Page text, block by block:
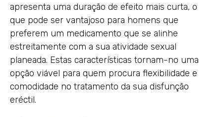
apresenta uma duração de efeito mais curta, o
que pode ser vantajoso para homens que
preferem um medicamento que se alinhe
estreitamente com a sua atividade sexual
planeada. Estas características tornam-no uma
opção viável para quem procura flexibilidade e
comodidade no tratamento da sua disfunção
eréctil.